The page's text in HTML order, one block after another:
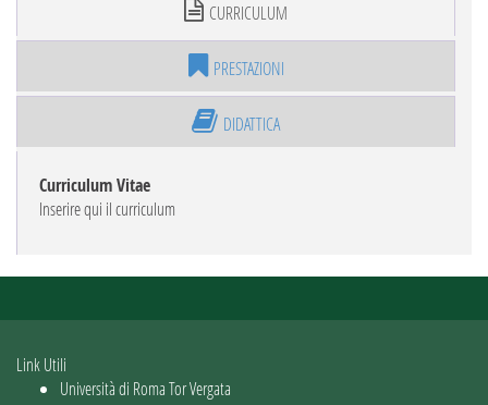
CURRICULUM
PRESTAZIONI
DIDATTICA
Curriculum Vitae
Inserire qui il curriculum
Link Utili
Università di Roma Tor Vergata